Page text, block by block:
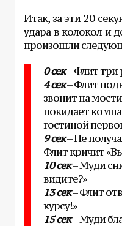
Итак, за эти 20
удара в колокол и
произошли
0 сек– Флит три
4 сек– Флит
звонит на
покидает
гостиной
9 сек– Не
Флит кричит
10 сек– Муди
видите?»
13 сек– Флит
курсу!»
15 сек– Муди